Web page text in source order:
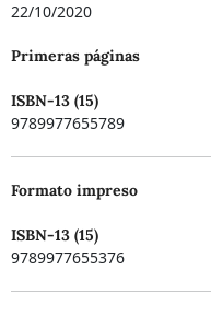
22/10/2020
Primeras páginas
ISBN-13 (15)
9789977655789
Formato impreso
ISBN-13 (15)
9789977655376